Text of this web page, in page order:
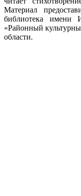
Материал
библиотека
«Районный
области.